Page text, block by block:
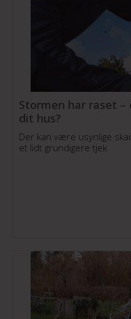
Stormen har raset
dit hus?
Der kan være usynlige
et lidt grundigere tjek